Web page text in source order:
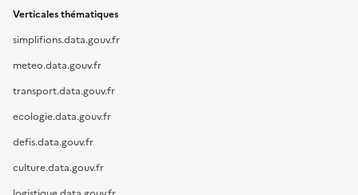
Verticales thématiques
simplifions.data.gouv.fr
meteo.data.gouv.fr
transport.data.gouv.fr
ecologie.data.gouv.fr
defis.data.gouv.fr
culture.data.gouv.fr